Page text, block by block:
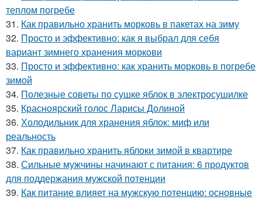
теплом погребе
31. Как правильно хранить морковь в пакетах на зиму
32. Просто и эффективно: как я выбрал для себя
вариант зимнего хранения моркови
33. Просто и эффективно: как хранить морковь в погребе
зимой
34. Полезные советы по сушке яблок в электросушилке
35. Красноярский голос Ларисы Долиной
36. Холодильник для хранения яблок: миф или
реальность
37. Как правильно хранить яблоки зимой в квартире
38. Сильные мужчины начинают с питания: 6 продуктов
для поддержания мужской потенции
39. Как питание влияет на мужскую потенцию: основные